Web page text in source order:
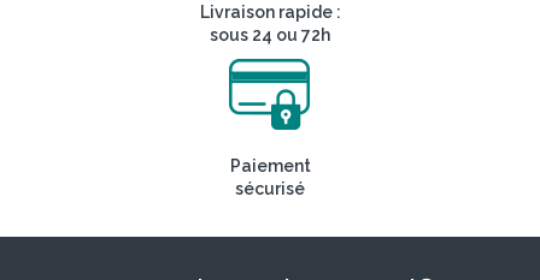
Livraison rapide :
sous 24 ou 72h
Paiement
sécurisé